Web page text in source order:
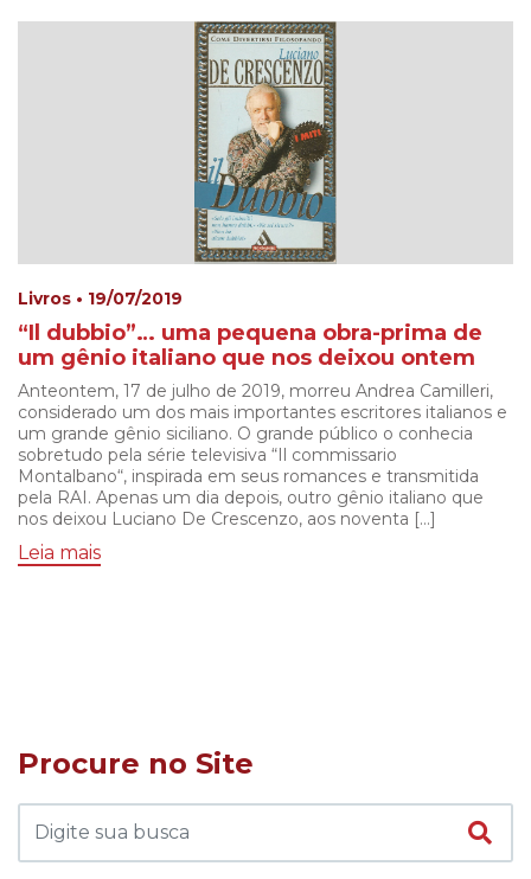
Livros • 19/07/2019
“Il dubbio”… uma pequena obra-prima de
um gênio italiano que nos deixou ontem
Anteontem, 17 de julho de 2019, morreu Andrea Camilleri,
considerado um dos mais importantes escritores italianos e
um grande gênio siciliano. O grande público o conhecia
sobretudo pela série televisiva “Il commissario
Montalbano“, inspirada em seus romances e transmitida
pela RAI. Apenas um dia depois, outro gênio italiano que
nos deixou Luciano De Crescenzo, aos noventa […]
Leia mais
Procure no Site